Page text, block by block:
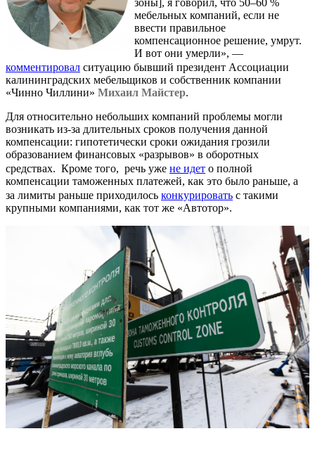
мебельных компаний, если не
ввести правильное
компенсационное решение, умрут.
И вот они умерли», —
комментировал ситуацию бывший президент Ассоциации
калининградских мебельщиков и собственник компании
«Чинно Чиллини» Михаил Майстер.
Для относительно небольших компаний проблемы могли
возникать из-за длительных сроков получения данной
компенсации: гипотетически сроки ожидания грозили
образованием финансовых «разрывов» в оборотных
средствах. Кроме того, речь уже не идет о полной
компенсации таможенных платежей, как это было раньше, а
за лимиты раньше приходилось конкурировать с такими
крупными компаниями, как тот же «Автотор».